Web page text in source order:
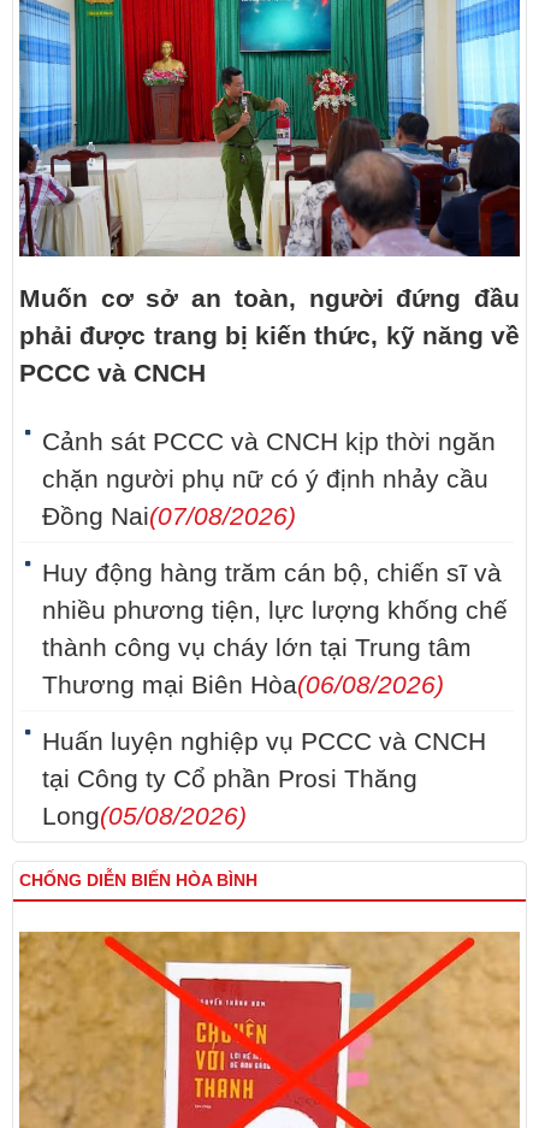
Muốn cơ sở an toàn, người đứng đầu
phải được trang bị kiến thức, kỹ năng về
PCCC và CNCH
Cảnh sát PCCC và CNCH kịp thời ngăn
chặn người phụ nữ có ý định nhảy cầu
Đồng Nai(07/08/2026)
Huy động hàng trăm cán bộ, chiến sĩ và
nhiều phương tiện, lực lượng khống chế
thành công vụ cháy lớn tại Trung tâm
Thương mại Biên Hòa(06/08/2026)
Huấn luyện nghiệp vụ PCCC và CNCH
tại Công ty Cổ phần Prosi Thăng
Long(05/08/2026)
CHỐNG DIỄN BIẾN HÒA BÌNH